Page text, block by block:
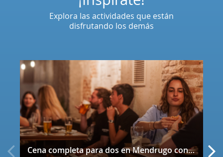
Cena completa para dos en Mendrugo con cerveza artesana incluida
Explora las actividades que están
disfrutando los demás